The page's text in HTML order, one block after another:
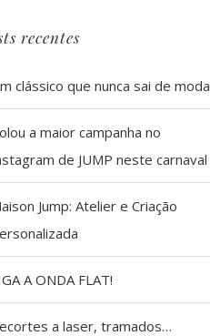
recentes
clássico que nunca sai de moda
a maior campanha no
de JUMP neste carnaval
Jump: Atelier e Criação
A ONDA FLAT!
a laser, tramados…